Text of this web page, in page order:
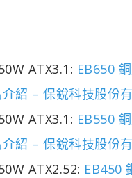
ATX3.1: EB650
紹 – 保銳科技股份
ATX3.1: EB550
紹 – 保銳科技股份
ATX2.52: EB450